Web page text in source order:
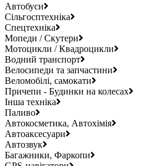
Автобуси
Сільгосптехніка
Спецтехніка
Мопеди / Скутери
Мотоцикли / Квадроцикли
Водний транспорт
Велосипеди та запчастини
Веломобілі, самокати
Причепи - Будинки на колесах
Інша техніка
Паливо
Автокосметика, Автохімія
Автоаксесуари
Автозвук
Багажники, Фаркопи